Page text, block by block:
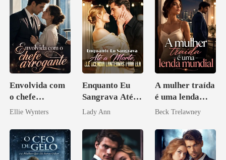
Envolvida com
o chefe
arrogante
Ellie Wynters
Enquanto Eu
Sangrava Até a
Morte, Ele
Lanternas Para
Ela
Lady Ann
A mulher traída
é uma lenda
mundial
Beck Trelawney